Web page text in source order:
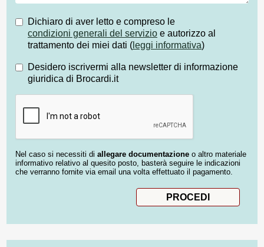
Dichiaro di aver letto e compreso le
condizioni generali del servizio e autorizzo al
trattamento dei miei dati ( leggi informativa)
Desidero iscrivermi alla newsletter di informazione
giuridica di Brocardi.it
Nel caso si necessiti di allegare documentazione o altro materiale
informativo relativo al quesito posto, basterà seguire le indicazioni
che verranno fornite via email una volta effettuato il pagamento.